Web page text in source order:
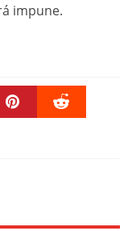
impune.